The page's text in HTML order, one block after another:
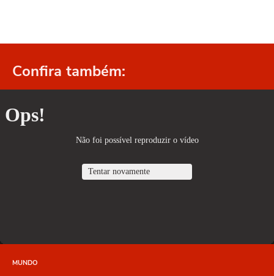
Confira também:
MUNDO